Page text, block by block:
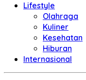
Lifestyle
Olahraga
Kuliner
Kesehatan
Hiburan
Internasional